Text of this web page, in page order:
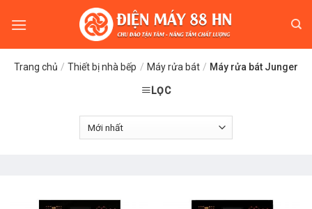
Trang chủ / Thiết bị nhà bếp / Máy rửa bát / Máy rửa bát Junger
LỌC